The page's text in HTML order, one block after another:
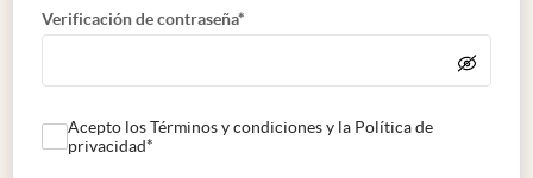
Verificación de contraseña*
Acepto los Términos y condiciones y la Política de
privacidad*